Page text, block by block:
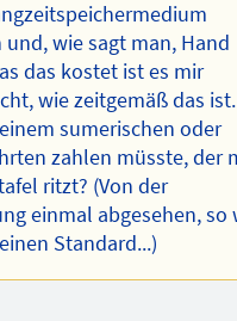
wie sagt man, Hand
das kostet ist es mir
wie zeitgemäß das ist.
sumerischen oder
zahlen müsste, der
ritzt? (Von der
einmal abgesehen, so
Standard...)